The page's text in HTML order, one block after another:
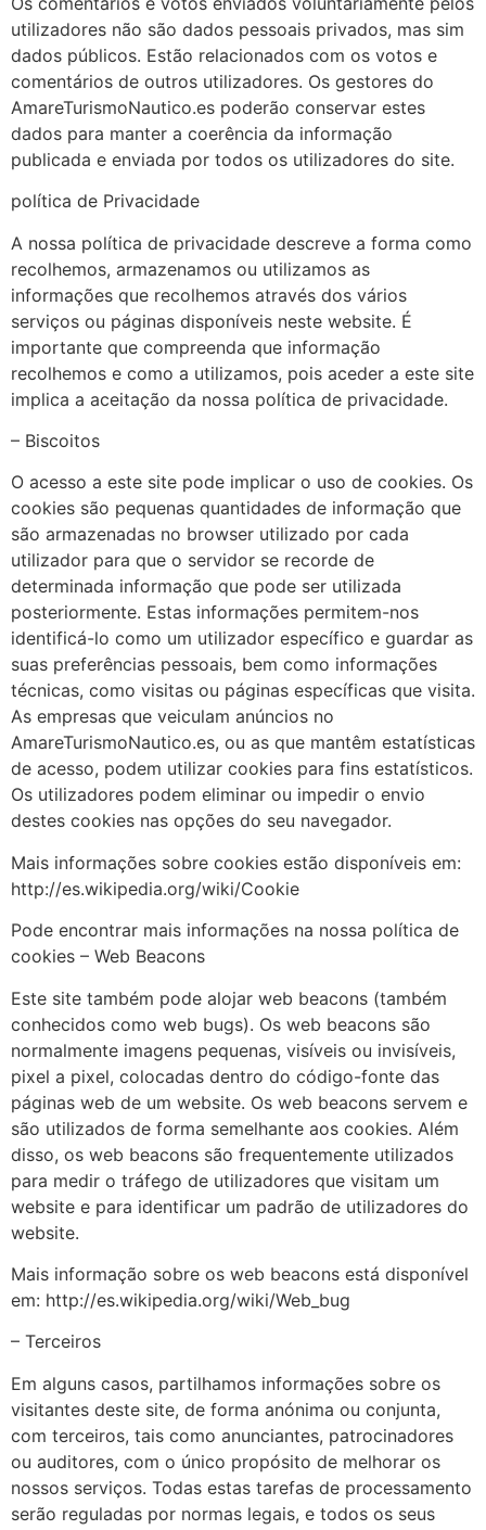
utilizadores não são dados pessoais privados, mas sim
dados públicos. Estão relacionados com os votos e
comentários de outros utilizadores. Os gestores do
AmareTurismoNautico.es poderão conservar estes
dados para manter a coerência da informação
publicada e enviada por todos os utilizadores do site.
política de Privacidade
A nossa política de privacidade descreve a forma como
recolhemos, armazenamos ou utilizamos as
informações que recolhemos através dos vários
serviços ou páginas disponíveis neste website. É
importante que compreenda que informação
recolhemos e como a utilizamos, pois aceder a este site
implica a aceitação da nossa política de privacidade.
– Biscoitos
O acesso a este site pode implicar o uso de cookies. Os
cookies são pequenas quantidades de informação que
são armazenadas no browser utilizado por cada
utilizador para que o servidor se recorde de
determinada informação que pode ser utilizada
posteriormente. Estas informações permitem-nos
identificá-lo como um utilizador específico e guardar as
suas preferências pessoais, bem como informações
técnicas, como visitas ou páginas específicas que visita.
As empresas que veiculam anúncios no
AmareTurismoNautico.es, ou as que mantêm estatísticas
de acesso, podem utilizar cookies para fins estatísticos.
Os utilizadores podem eliminar ou impedir o envio
destes cookies nas opções do seu navegador.
Mais informações sobre cookies estão disponíveis em:
http://es.wikipedia.org/wiki/Cookie
Pode encontrar mais informações na nossa política de
cookies – Web Beacons
Este site também pode alojar web beacons (também
conhecidos como web bugs). Os web beacons são
normalmente imagens pequenas, visíveis ou invisíveis,
pixel a pixel, colocadas dentro do código-fonte das
páginas web de um website. Os web beacons servem e
são utilizados de forma semelhante aos cookies. Além
disso, os web beacons são frequentemente utilizados
para medir o tráfego de utilizadores que visitam um
website e para identificar um padrão de utilizadores do
website.
Mais informação sobre os web beacons está disponível
em: http://es.wikipedia.org/wiki/Web_bug
– Terceiros
Em alguns casos, partilhamos informações sobre os
visitantes deste site, de forma anónima ou conjunta,
com terceiros, tais como anunciantes, patrocinadores
ou auditores, com o único propósito de melhorar os
nossos serviços. Todas estas tarefas de processamento
serão reguladas por normas legais, e todos os seus